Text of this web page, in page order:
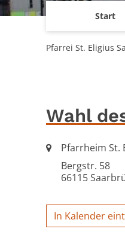
Start
Pfarrei St. Eligius
Wahl
Ort:Pfarrheim St.
Bergstr. 58
66115
In Kalender